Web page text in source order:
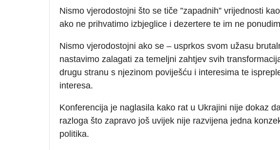
Nismo vjerodostojni što se tiče ”zapadnih” vrijednosti
ako ne prihvatimo izbjeglice i dezertere te im ne
Nismo vjerodostojni ako se – usprkos svom užasu
nastavimo zalagati za temeljni zahtjev svih
drugu stranu s njezinom poviješću i interesima te
interesa.
Konferencija je naglasila kako rat u Ukrajini nije dokaz
razloga što zapravo još uvijek nije razvijena jedna
politika.